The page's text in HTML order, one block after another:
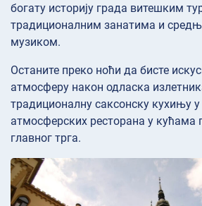
богату историју града витешким
традиционалним занатима и
музиком.
Останите преко ноћи да бисте
атмосферу након одласка
традиционалну саксонску кухињу у
атмосферских ресторана у кућама
главног трга.